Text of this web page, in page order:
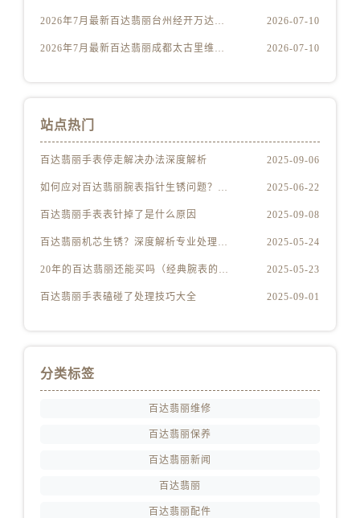
江西省南昌市红谷滩新区红谷中大道998号绿地双子塔（中央广场）A1座办公楼14层1407室售后服务中心（需提前预约）
江西省上饶市信州区滨江西路售后服务中心（需提前预约）
山东省泰安市泰山区财源街道泰山大街售后服务中心（需提前预约）
2026-07-10
2026-07-10
站点热门
百达翡丽手表停走解决办法深度解析 2025-09-06
2025-06-22
百达翡丽手表表针掉了是什么原因 2025-09-08
2025-05-24
2025-05-23
百达翡丽手表磕碰了处理技巧大全 2025-09-01
分类标签
百达翡丽维修
百达翡丽保养
百达翡丽新闻
百达翡丽
百达翡丽配件